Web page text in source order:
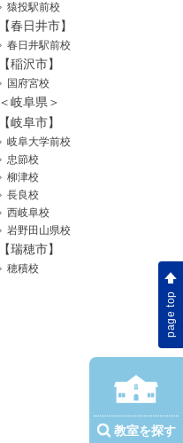
猿投駅前校
【春日井市】
春日井駅前校
【稲沢市】
国府宮校
＜岐阜県＞
【岐阜市】
岐阜大学前校
忠節校
柳津校
長良校
西岐阜校
岩野田山県校
【瑞穂市】
穂積校
page top
教室を探す